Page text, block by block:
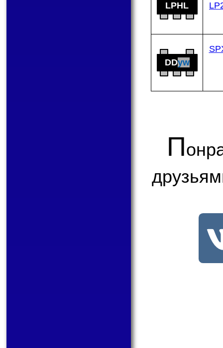
LPHL
DDyw
П